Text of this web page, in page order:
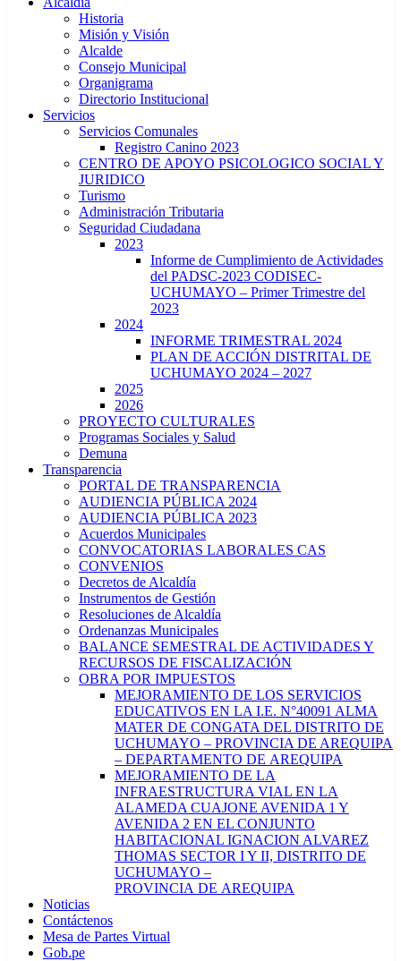
Historia
Misión y Visión
Alcalde
Consejo Municipal
Organigrama
Directorio Institucional
Servicios
Servicios Comunales
Registro Canino 2023
CENTRO DE APOYO PSICOLOGICO SOCIAL Y
JURIDICO
Turismo
Administración Tributaria
Seguridad Ciudadana
2023
Informe de Cumplimiento de Actividades
del PADSC-2023 CODISEC-
UCHUMAYO – Primer Trimestre del
2023
2024
INFORME TRIMESTRAL 2024
PLAN DE ACCIÓN DISTRITAL DE
UCHUMAYO 2024 – 2027
2025
2026
PROYECTO CULTURALES
Programas Sociales y Salud
Demuna
Transparencia
PORTAL DE TRANSPARENCIA
AUDIENCIA PÚBLICA 2024
AUDIENCIA PÚBLICA 2023
Acuerdos Municipales
CONVOCATORIAS LABORALES CAS
CONVENIOS
Decretos de Alcaldía
Instrumentos de Gestión
Resoluciones de Alcaldía
Ordenanzas Municipales
BALANCE SEMESTRAL DE ACTIVIDADES Y
RECURSOS DE FISCALIZACIÓN
OBRA POR IMPUESTOS
MEJORAMIENTO DE LOS SERVICIOS
EDUCATIVOS EN LA I.E. N°40091 ALMA
MATER DE CONGATA DEL DISTRITO DE
UCHUMAYO – PROVINCIA DE AREQUIPA
– DEPARTAMENTO DE AREQUIPA
MEJORAMIENTO DE LA
INFRAESTRUCTURA VIAL EN LA
ALAMEDA CUAJONE AVENIDA 1 Y
AVENIDA 2 EN EL CONJUNTO
HABITACIONAL IGNACION ALVAREZ
THOMAS SECTOR I Y II, DISTRITO DE
UCHUMAYO –
PROVINCIA DE AREQUIPA
Noticias
Contáctenos
Mesa de Partes Virtual
Gob.pe